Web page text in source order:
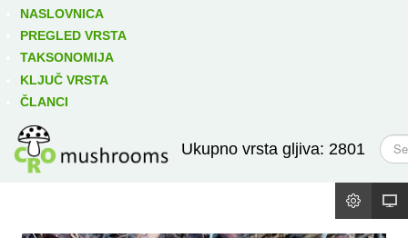
NASLOVNICA
PREGLED VRSTA
TAKSONOMIJA
KLJUČ VRSTA
ČLANCI
Ukupno vrsta gljiva: 2801
T
r
ž
Izravno podređene niže takse: